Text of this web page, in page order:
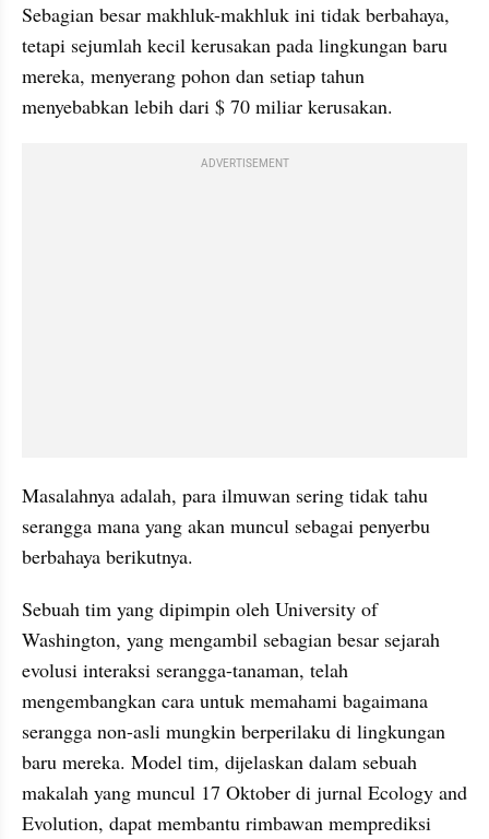
Sebagian besar makhluk-makhluk ini tidak berbahaya,
tetapi sejumlah kecil kerusakan pada lingkungan baru
mereka, menyerang pohon dan setiap tahun
menyebabkan lebih dari $ 70 miliar kerusakan.
ADVERTISEMENT
Masalahnya adalah, para ilmuwan sering tidak tahu
serangga mana yang akan muncul sebagai penyerbu
berbahaya berikutnya.
Sebuah tim yang dipimpin oleh University of
Washington, yang mengambil sebagian besar sejarah
evolusi interaksi serangga-tanaman, telah
mengembangkan cara untuk memahami bagaimana
serangga non-asli mungkin berperilaku di lingkungan
baru mereka. Model tim, dijelaskan dalam sebuah
makalah yang muncul 17 Oktober di jurnal Ecology and
Evolution, dapat membantu rimbawan memprediksi